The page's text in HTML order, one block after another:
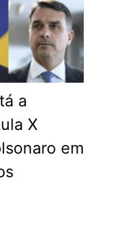
a
X
em